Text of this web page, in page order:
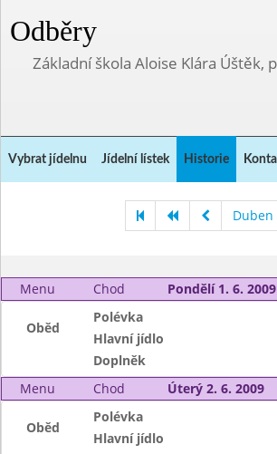
Odběry
Základní škola Aloise Klára Úštěk,
Vybrat jídelnu Jídelní lístek Historie
Duben
Menu Chod Pondělí 1. 6. 2009
Oběd
Polévka
Hlavní jídlo
Doplněk
Menu
Chod Úterý 2. 6. 2009
Oběd
Polévka
Hlavní jídlo